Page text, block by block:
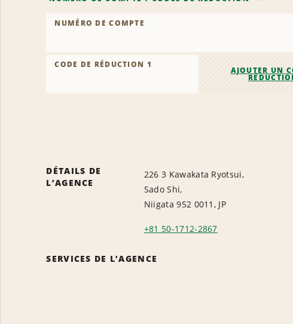
NUMÉRO DE COMPTE
CODE DE RÉDUCTION 1
AJOUTER UN
DÉTAILS DE
L’AGENCE
226 3 Kawakata Ryotsui,
Sado Shi,
Niigata 952 0011, JP
+81 50-1712-2867
SERVICES DE L’AGENCE